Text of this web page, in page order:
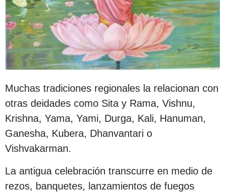
Muchas tradiciones regionales la relacionan con
otras deidades como Sita y Rama, Vishnu,
Krishna, Yama, Yami, Durga, Kali, Hanuman,
Ganesha, Kubera, Dhanvantari o
Vishvakarman.
La antigua celebración transcurre en medio de
rezos, banquetes, lanzamientos de fuegos